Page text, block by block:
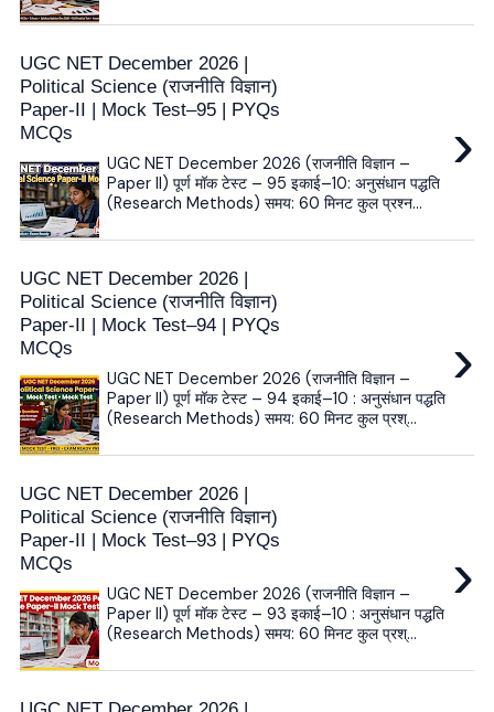
UGC NET December 2026 |
Political Science (राजनीति विज्ञान)
Paper-II | Mock Test–95 | PYQs
MCQs
›
UGC NET December 2026 (राजनीति विज्ञान –
Paper II) पूर्ण मॉक टेस्ट – 95 इकाई–10: अनुसंधान पद्धति
(Research Methods) समय: 60 मिनट कुल प्रश्न...
UGC NET December 2026 |
Political Science (राजनीति विज्ञान)
Paper-II | Mock Test–94 | PYQs
MCQs
›
UGC NET December 2026 (राजनीति विज्ञान –
Paper II) पूर्ण मॉक टेस्ट – 94 इकाई–10 : अनुसंधान पद्धति
(Research Methods) समय: 60 मिनट कुल प्रश्...
UGC NET December 2026 |
Political Science (राजनीति विज्ञान)
Paper-II | Mock Test–93 | PYQs
MCQs
›
UGC NET December 2026 (राजनीति विज्ञान –
Paper II) पूर्ण मॉक टेस्ट – 93 इकाई–10 : अनुसंधान पद्धति
(Research Methods) समय: 60 मिनट कुल प्रश्...